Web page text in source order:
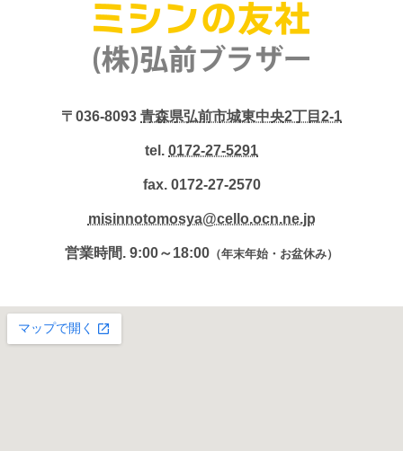
〒036-8093 青森県弘前市城東中央2丁目2-1
tel. 0172-27-5291
fax. 0172-27-2570
misinnotomosya@cello.ocn.ne.jp
営業時間. 9:00～18:00 （年末年始・お盆休み）